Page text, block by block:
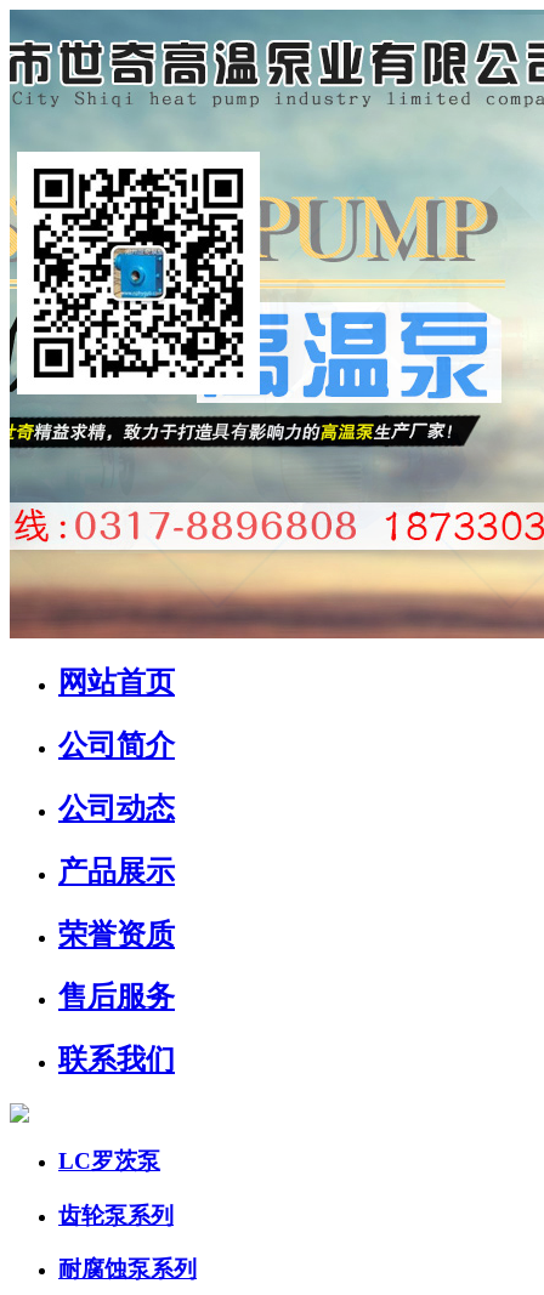
网站首页
公司简介
公司动态
产品展示
荣誉资质
售后服务
联系我们
LC罗茨泵
齿轮泵系列
耐腐蚀泵系列